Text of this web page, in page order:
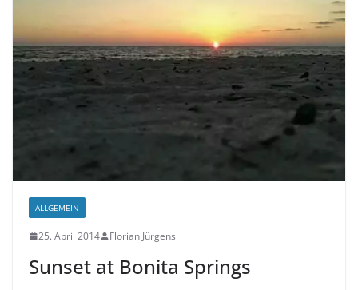
ALLGEMEIN
25. April 2014 Florian Jürgens
Sunset at Bonita Springs